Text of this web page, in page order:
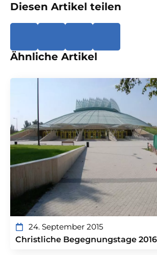
Diesen Artikel teilen
Ähnliche Artikel
24. September 2015
Christliche Begegnungstage